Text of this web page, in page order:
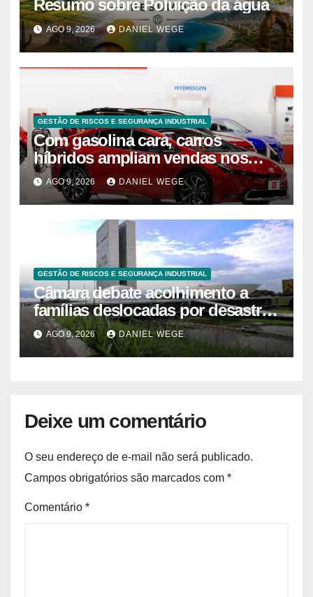
Resumo sobre Poluição da água
AGO 9, 2026 DANIEL WEGE
GESTÃO DE RISCOS E SEGURANÇA INDUSTRIAL
Com gasolina cara, carros
híbridos ampliam vendas nos
EUA – 09/08/2026 – Economia
AGO 9, 2026 DANIEL WEGE
GESTÃO DE RISCOS E SEGURANÇA INDUSTRIAL
Câmara debate acolhimento a
famílias deslocadas por desastre
climático
AGO 9, 2026 DANIEL WEGE
Deixe um comentário
O seu endereço de e-mail não será publicado.
Campos obrigatórios são marcados com *
Comentário *